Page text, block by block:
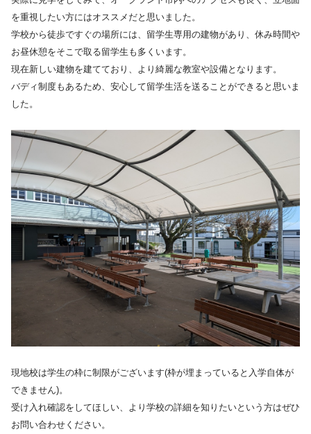
を重視したい方にはオススメだと思いました。
学校から徒歩ですぐの場所には、留学生専用の建物があり、休み時間や
お昼休憩をそこで取る留学生も多くいます。
現在新しい建物を建てており、より綺麗な教室や設備となります。
バディ制度もあるため、安心して留学生活を送ることができると思いま
した。
現地校は学生の枠に制限がございます(枠が埋まっていると入学自体が
できません)。
受け入れ確認をしてほしい、より学校の詳細を知りたいという方はぜひ
お問い合わせください。